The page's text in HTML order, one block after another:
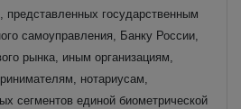
представленных государственным
самоуправления, Банку России,
рынка, иным организациям,
нотариусам,
сегментов единой биометрической